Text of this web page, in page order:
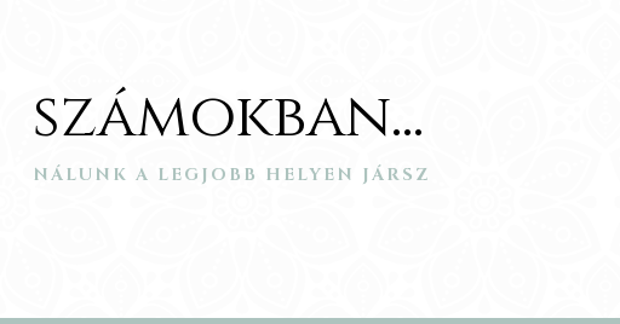
NÁLUNK A LEGJOBB HELYEN JÁRSZ
számokban...